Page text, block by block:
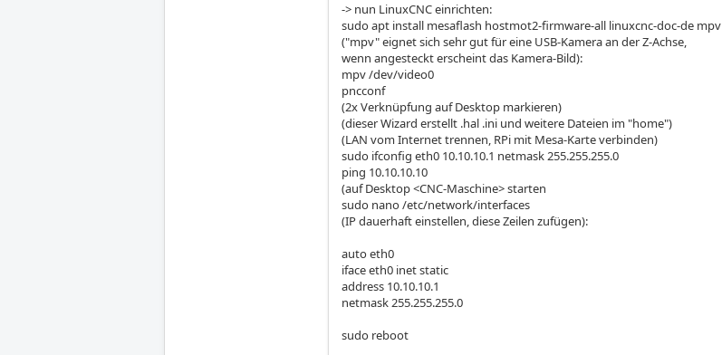
-> nun LinuxCNC einrichten:
sudo apt install mesaflash hostmot2-firmware-all linuxcnc-doc-de mpv
("mpv" eignet sich sehr gut für eine USB-Kamera an der Z-Achse,
wenn angesteckt erscheint das Kamera-Bild):
mpv /dev/video0
pncconf
(2x Verknüpfung auf Desktop markieren)
(dieser Wizard erstellt .hal .ini und weitere Dateien im "home")
(LAN vom Internet trennen, RPi mit Mesa-Karte verbinden)
sudo ifconfig eth0 10.10.10.1 netmask 255.255.255.0
ping 10.10.10.10
(auf Desktop <CNC-Maschine> starten
sudo nano /etc/network/interfaces
(IP dauerhaft einstellen, diese Zeilen zufügen):
auto eth0
iface eth0 inet static
address 10.10.10.1
netmask 255.255.255.0
sudo reboot